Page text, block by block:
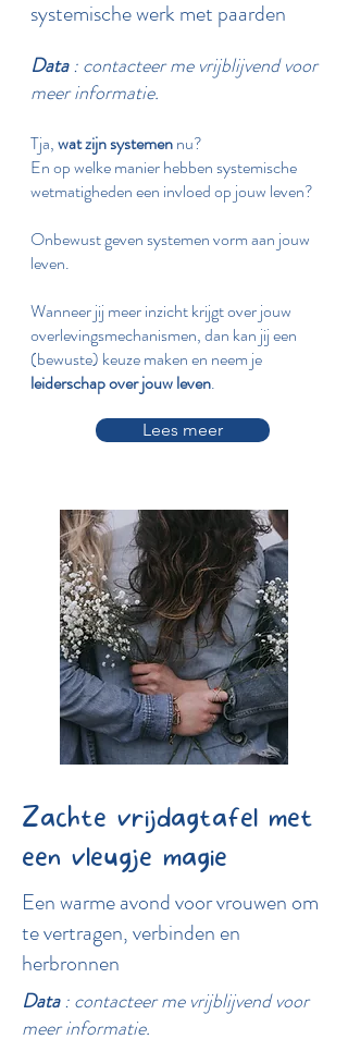
systemische werk met paarden
Data​: contacteer me vrijblijvend voor
meer informatie.
Tja,wat zijn systemennu?
En op welke manier hebben systemische
wetmatigheden een invloed op jouw leven?
Onbewust geven systemen vorm aan jouw
leven.
Wanneer jij meer inzicht krijgt over jouw
overlevingsmechanismen, dan kan jij een
(bewuste) keuze maken en neem je
leiderschap over jouw leven.
Lees meer
Zachte vrijdagtafel met
een vleugje magie
Een warme avond voor vrouwen om
te vertragen, verbinden en
herbronnen
Data: contacteer me vrijblijvend voor
meer informatie.